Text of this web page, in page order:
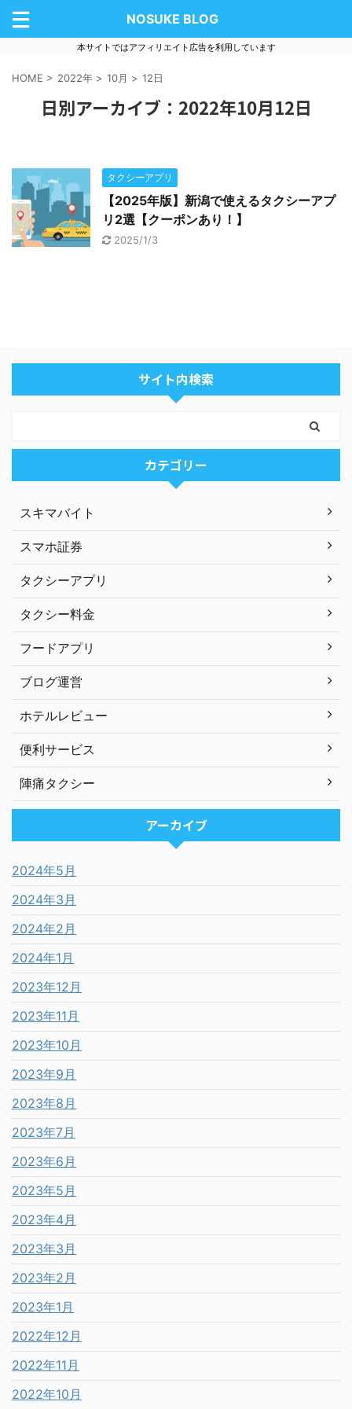
NOSUKE BLOG
本サイトではアフィリエイト広告を利用しています
HOME > 2022年 > 10月 > 12日
日別アーカイブ：2022年10月12日
タクシーアプリ
【2025年版】新潟で使えるタクシーアプ
リ2選【クーポンあり！】
2025/1/3
サイト内検索
カテゴリー
スキマバイト
スマホ証券
タクシーアプリ
タクシー料金
フードアプリ
ブログ運営
ホテルレビュー
便利サービス
陣痛タクシー
アーカイブ
2024年5月
2024年3月
2024年2月
2024年1月
2023年12月
2023年11月
2023年10月
2023年9月
2023年8月
2023年7月
2023年6月
2023年5月
2023年4月
2023年3月
2023年2月
2023年1月
2022年12月
2022年11月
2022年10月